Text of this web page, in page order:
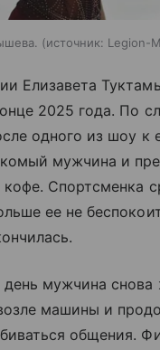
источник: Legion-
Елизавета
2025 года. По
одного из шоу к
мужчина и
Спортсменка
ее не
мужчина снова
машины и
общения.